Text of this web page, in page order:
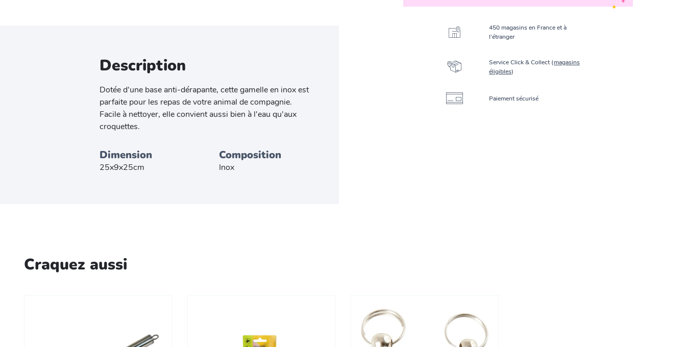
Description
Dotée d'une base anti-dérapante, cette gamelle en inox est
parfaite pour les repas de votre animal de compagnie.
Facile à nettoyer, elle convient aussi bien à l'eau qu'aux
croquettes.
Dimension
25x9x25cm
Composition
Inox
450 magasins en France et à
l’étranger
Service Click & Collect (magasins
éligibles)
Paiement sécurisé
Craquez aussi